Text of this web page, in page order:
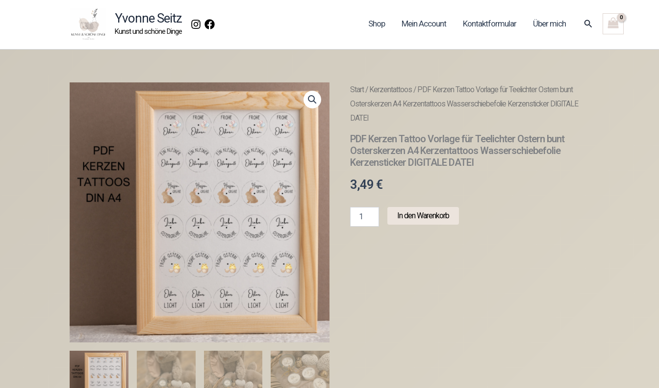
Yvonne Seitz
Kunst und schöne Dinge
Shop Mein Account Kontaktformular Über mich Suchen
Start/Kerzentattoos/ PDF Kerzen Tattoo Vorlage für Teelichter Ostern bunt
Osterskerzen A4 Kerzentattoos Wasserschiebefolie Kerzensticker DIGITALE
DATEI
PDF Kerzen Tattoo Vorlage für Teelichter Ostern bunt
Osterskerzen A4 Kerzentattoos Wasserschiebefolie
Kerzensticker DIGITALE DATEI
3,49 €
Kerzen
In den Warenkorb